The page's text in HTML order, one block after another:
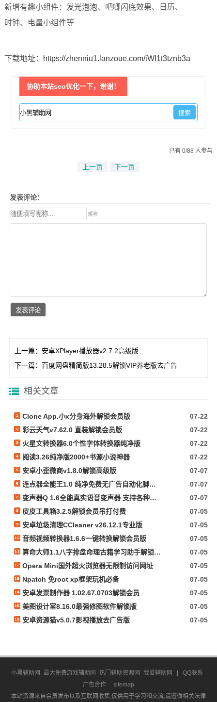
新增有趣小组件：发光泡泡、吧唧闪底效果、日历、
时钟、电量小组件等
下载地址： https://zhenniu1.lanzoue.com/iWI1t3tznb3a
协助本站seo优化一下，谢谢！
已有 0/88 人参与
上一页 下一页
发表评论：
昵称
上一篇： 安卓XPlayer播放器v2.7.2高级版
下一篇： 百度网盘精简版13.28.5解锁VIP养老版去广告
相关文章
Clone App.小x分身海外解锁会员版
07-22
彩云天气v7.62.0 直装解锁会员版
07-22
火星文转换器6.0个性字体转换器纯净版
07-22
阅读3.26纯净版2000+书源小说神器
07-22
安卓小歪微商v1.8.0解锁高级版
07-07
连点器全能王1.0 纯净免费无广告自动化脚本抢票等
07-07
变声器Q 1.6全能真实语音变声器 支持各种软件游戏
07-07
皮皮工具箱3.2.5解锁会员吊打付费
07-05
安卓垃圾清理CCleaner v26.12.1专业版
07-05
音频视频转换器1.6.6一键转换解锁会员版
07-05
算命大师1.1八字排盘命理古籍学习助手解锁会员
07-05
Opera Mini国外超火浏览器无限制访问网址
07-05
Npatch 免root xp框架玩机必备
07-05
安卓发票制作器 1.02.67.0703解锁会员
07-05
美图设计室8.16.0最强修图软件解锁版
07-05
安卓资源猫v5.0.7影视播放去广告版
07-05
小黑辅助网_最大免费游戏辅助网_热门辅助资源网_我爱辅助网
QQ联系
广告合作
sitemap
本站资源来自会员发布以及互联网收集,仅供用于学习和交流,请遵循相关法律